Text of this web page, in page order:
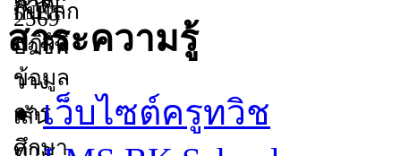
สาระความรู้
เว็บไซต์ครูทวิช